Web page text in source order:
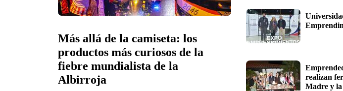
Más allá de la camiseta: los
productos más curiosos de la
fiebre mundialista de la
realizan
Madre y